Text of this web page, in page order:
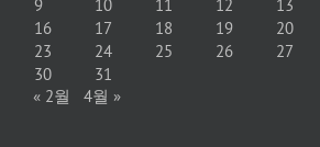
9
10 11 12 13
16
17 18 19 20
23
24 25 26 27
30
31
« 2월
4월 »